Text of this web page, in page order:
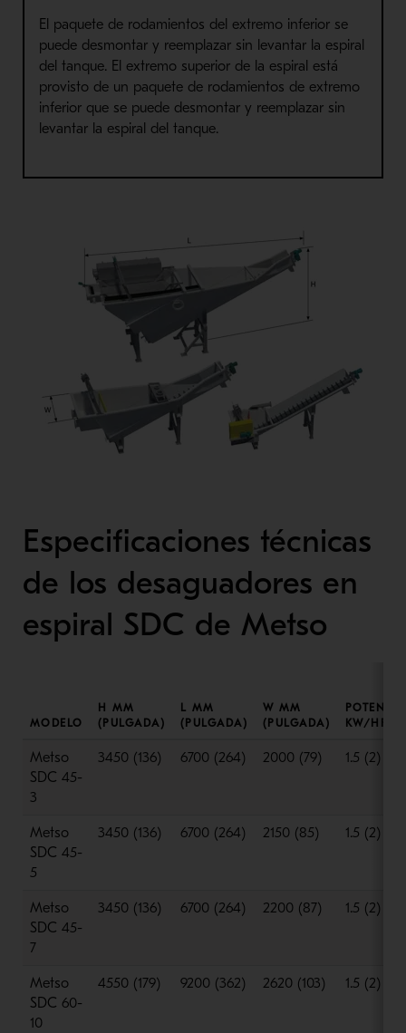
El paquete de rodamientos del extremo inferior se
puede desmontar y reemplazar sin levantar la espiral
del tanque. El extremo superior de la espiral está
provisto de un paquete de rodamientos de extremo
inferior que se puede desmontar y reemplazar sin
levantar la espiral del tanque.
Especificaciones técnicas
de los desaguadores en
espiral SDC de Metso
MODELO
H MM
(PULGADA)
L MM
(PULGADA)
W MM
(PULGADA)
POTENCIA
KW/HP
Metso
SDC 45-
3
3450 (136) 6700 (264) 2000 (79) 1.5 (2)
Metso
SDC 45-
5
3450 (136) 6700 (264) 2150 (85) 1.5 (2)
Metso
SDC 45-
7
3450 (136) 6700 (264) 2200 (87) 1.5 (2)
Metso
SDC 60-
10
4550 (179) 9200 (362) 2620 (103) 1.5 (2)